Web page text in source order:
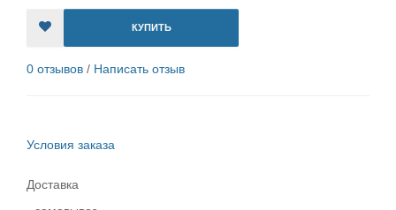
КУПИТЬ
0 отзывов / Написать отзыв
Условия заказа
Доставка